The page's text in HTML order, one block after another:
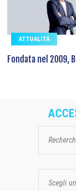
ATTUALITÀ
Fondata nel 2009,
Scegli